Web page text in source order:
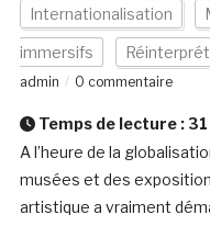
Internationalisation
immersifs
admin
0 commentaire
Temps de lecture : 31
A l’heure de la
musées et des
artistique a vraiment